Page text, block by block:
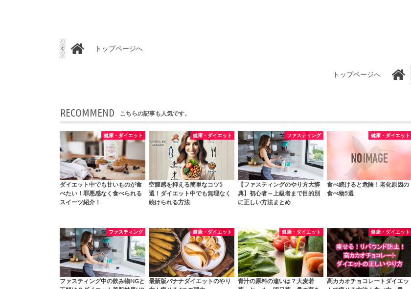
トップページへ
トップページへ
RECOMMEND こちらの記事も人気です。
健康・ダイエット
ダイエット中でも甘いものが食
べたい！罪悪感なく食べられる
スイーツ紹介！
健康・ダイエット
空腹感を抑える簡単なコツ5
選！ダイエット中でも無理なく
続けられる方法
ファスティング
【ファスティングのやり方大辞
典】初心者～上級者まで目的別
に正しい方法まとめ
健康・ダイエット
食べ続けると危険！老化原因の
食べ物5選
ファスティング
ファスティング中の飲み物NGと
健康・ダイエット
最新版バナナダイエットのやり
健康・ダイエット
青汁の原料の違いは？大麦若
健康・ダイエット
高カカオチョコレートダイエッ